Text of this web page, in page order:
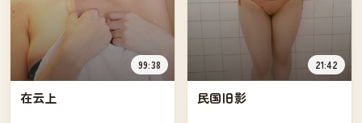
99:38
在云上
21:42
民国旧影